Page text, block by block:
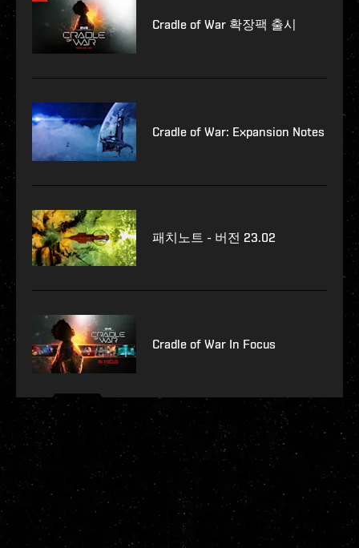
Cradle of War 확장팩 출시
Cradle of War: Expansion Notes
패치노트 - 버전 23.02
Cradle of War In Focus